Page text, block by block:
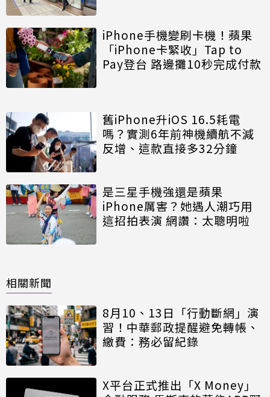
iPhone手機變刷卡機！蘋果
「iPhone卡緊收」Tap to
Pay登台 路邊攤10秒完成付款
舊iPhone升iOS 16.5耗電
嗎？實測6年前神機續航不減
反增、這款直接多32分鐘
是三星手機強還是蘋果
iPhone厲害？她遇人潮巧用
這招拍表演 網讚：太聰明啦
相關新聞
8月10、13日「行動斷網」演
習！中華郵政提醒避免轉帳、
繳費：務必留紀錄
X平台正式推出「X Money」